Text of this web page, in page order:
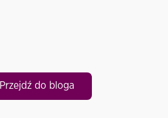
Przejdź do bloga